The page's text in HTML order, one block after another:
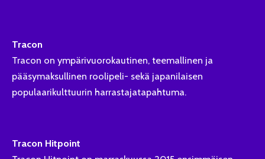
Tracon
Tracon on ympärivuorokautinen, teemallinen ja
pääsymaksullinen roolipeli- sekä japanilaisen
populaarikulttuurin harrastajatapahtuma.
Tracon Hitpoint